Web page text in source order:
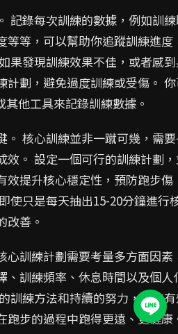
記錄每次訓練的數據，例如訓
等等，可以幫助你追蹤訓練進度
果發現訓練效果不佳，或者感
計劃，避免過度訓練或受傷。
他工具來記錄訓練數據。
。 核心訓練並非一蹴可幾，需
效。 設定一個可行的訓練計劃
效提升核心穩定性，預防跑步傷
使只是每天抽出15-20分鐘進行
改善。
心訓練計劃需要考量多方面因素
、訓練頻率、休息時間以及個人
訓練方法和持續的努力，纔能
跑步的過程中跑得更遠、更健康